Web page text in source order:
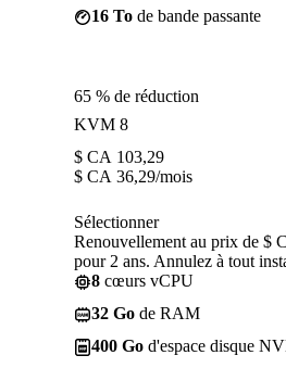
16 To de bande passante
65 % de réduction
KVM 8
$ CA 103,29
$ CA 36,29/mois
Sélectionner
Renouvellement au prix de $
pour 2 ans. Annulez à tout
8 cœurs vCPU
32 Go de RAM
400 Go d'espace disque